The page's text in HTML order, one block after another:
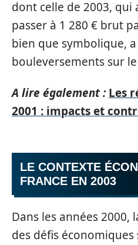
dont celle de 2003,
passer à 1 280 € brut
bien que symbolique,
bouleversements sur
A lire également : Les
2001 : impacts et
LE CONTEXTE
FRANCE EN 2003
Dans les années 2000,
des défis